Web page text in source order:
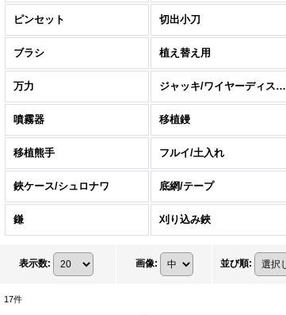
ピンセット 切出小刀
ブラシ 植え替え用
万力 ジャッキ/ワイヤーディスペンサー
噴霧器 移植鏝
移植熊手 フルイ/土入れ
鋏ケース/シュロナワ 底網/テープ
鎌 刈り込み鋏
表示数: 画像: 並び順:
17件